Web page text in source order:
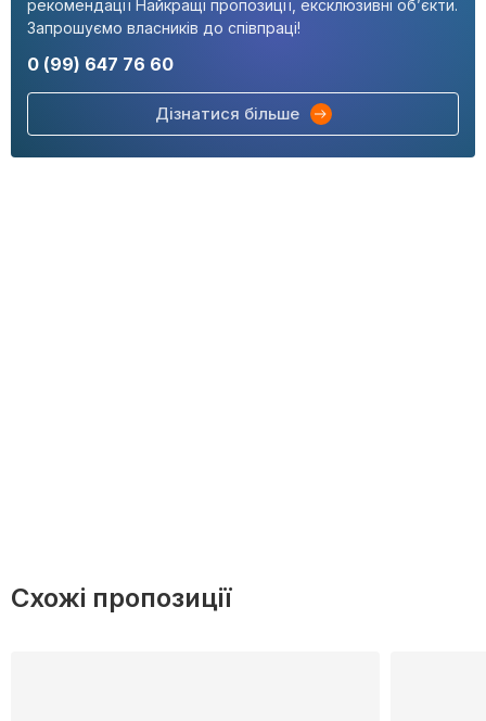
рекомендації Найкращі пропозиції, ексклюзивні об’єкти.
Запрошуємо власників до співпраці!
0 (99) 647 76 60
Дізнатися більше
Схожі пропозиції